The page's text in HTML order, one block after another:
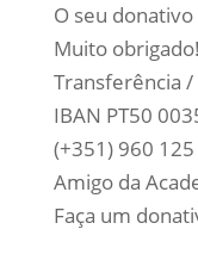
O seu
Muito obrigado!
Transferência /
IBAN PT50
(+351) 960
Amigo da
Faça um